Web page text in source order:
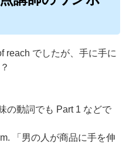
reach でしたが、手に手に
の動詞でも Part 1 などで
「男の人が商品に手を伸